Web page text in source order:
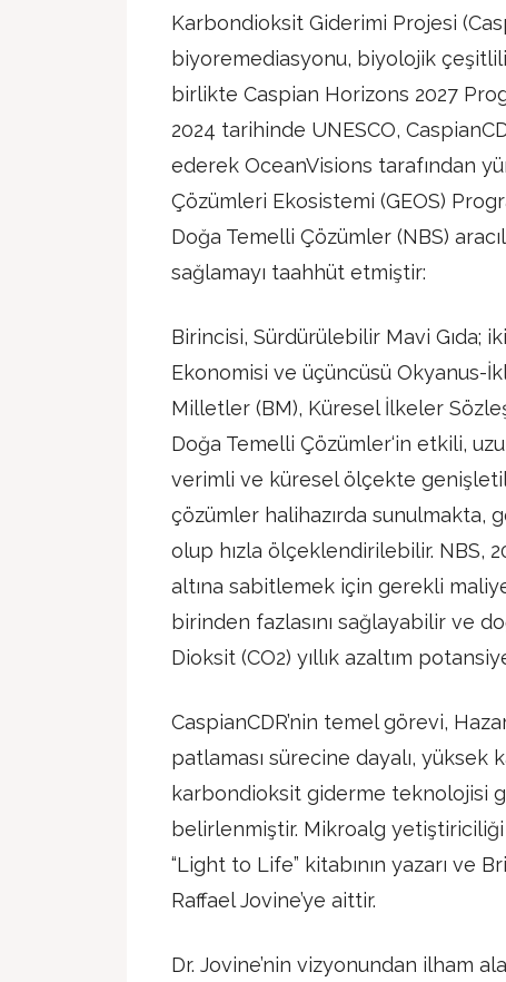
Karbondioksit Giderimi Projesi
biyoremediasyonu, biyolojik
birlikte Caspian Horizons 2027
2024 tarihinde UNESCO,
ederek OceanVisions tarafından
Çözümleri Ekosistemi (GEOS)
Doğa Temelli Çözümler (NBS)
sağlamayı taahhüt etmiştir:
Birincisi, Sürdürülebilir Mavi Gıda;
Ekonomisi ve üçüncüsü Okyanus-
Milletler (BM), Küresel İlkeler
Doğa Temelli Çözümler‘in etkili,
verimli ve küresel ölçekte
çözümler halihazırda sunulmakta,
olup hızla ölçeklendirilebilir. NBS,
altına sabitlemek için gerekli
birinden fazlasını sağlayabilir ve
Dioksit (CO2) yıllık azaltım
CaspianCDR’nin temel görevi,
patlaması sürecine dayalı,
karbondioksit giderme teknolojisi
belirlenmiştir. Mikroalg
“Light to Life” kitabının yazarı ve
Raffael Jovine’ye aittir.
Dr. Jovine’nin vizyonundan ilham